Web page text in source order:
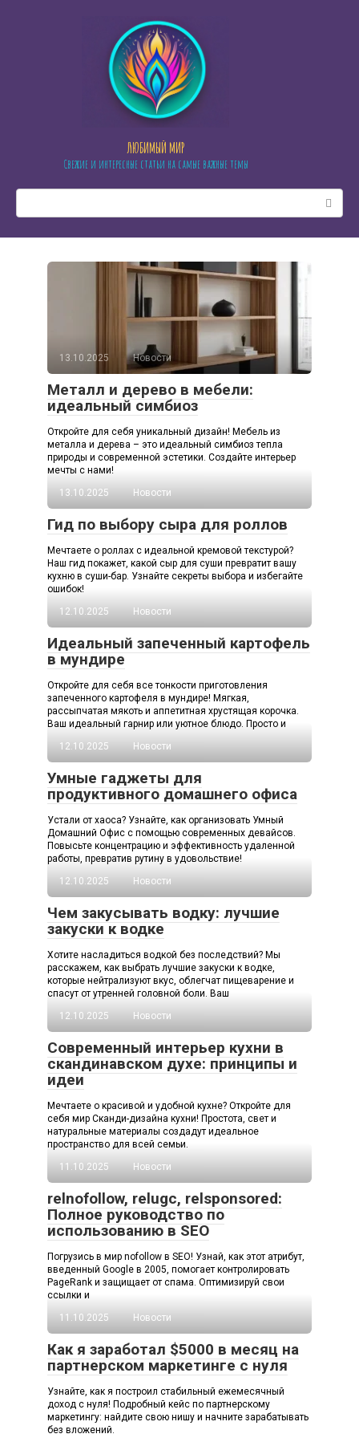
ЛЮБИМЫЙ МИР
Свежие и интересные статьи на самые важные темы
13.10.2025 Новости
Металл и дерево в мебели:
идеальный симбиоз
Откройте для себя уникальный дизайн! Мебель из
металла и дерева – это идеальный симбиоз тепла
природы и современной эстетики. Создайте интерьер
мечты с нами!
13.10.2025
Новости
Гид по выбору сыра для роллов
Мечтаете о роллах с идеальной кремовой текстурой?
Наш гид покажет, какой сыр для суши превратит вашу
кухню в суши-бар. Узнайте секреты выбора и избегайте
ошибок!
12.10.2025
Новости
Идеальный запеченный картофель
в мундире
Откройте для себя все тонкости приготовления
запеченного картофеля в мундире! Мягкая,
рассыпчатая мякоть и аппетитная хрустящая корочка.
Ваш идеальный гарнир или уютное блюдо. Просто и
12.10.2025
Новости
Умные гаджеты для
продуктивного домашнего офиса
Устали от хаоса? Узнайте, как организовать Умный
Домашний Офис с помощью современных девайсов.
Повысьте концентрацию и эффективность удаленной
работы, превратив рутину в удовольствие!
12.10.2025
Новости
Чем закусывать водку: лучшие
закуски к водке
Хотите насладиться водкой без последствий? Мы
расскажем, как выбрать лучшие закуски к водке,
которые нейтрализуют вкус, облегчат пищеварение и
спасут от утренней головной боли. Ваш
12.10.2025
Новости
Современный интерьер кухни в
скандинавском духе: принципы и
идеи
Мечтаете о красивой и удобной кухне? Откройте для
себя мир Сканди-дизайна кухни! Простота, свет и
натуральные материалы создадут идеальное
пространство для всей семьи.
11.10.2025
Новости
relnofollow, relugc, relsponsored:
Полное руководство по
использованию в SEO
Погрузись в мир nofollow в SEO! Узнай, как этот атрибут,
введенный Google в 2005, помогает контролировать
PageRank и защищает от спама. Оптимизируй свои
ссылки и
11.10.2025
Новости
Как я заработал $5000 в месяц на
партнерском маркетинге с нуля
Узнайте, как я построил стабильный ежемесячный
доход с нуля! Подробный кейс по партнерскому
маркетингу: найдите свою нишу и начните зарабатывать
без вложений.